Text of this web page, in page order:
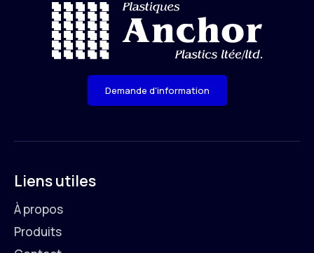
Demande d'information
Liens utiles
À propos
Produits